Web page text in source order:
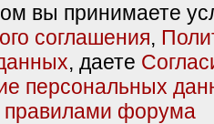
вы принимаете
соглашения,
, даете
персональных
правилами форума